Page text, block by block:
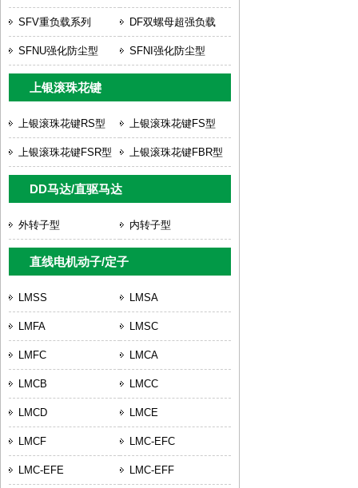
SFV重负载系列 DF双螺母超强负载
SFNU强化防尘型 SFNI强化防尘型
上银滚珠花键
上银滚珠花键RS型 上银滚珠花键FS型
上银滚珠花键FSR型 上银滚珠花键FBR型
DD马达/直驱马达
外转子型 内转子型
直线电机动子/定子
LMSS LMSA
LMFA LMSC
LMFC LMCA
LMCB LMCC
LMCD LMCE
LMCF LMC-EFC
LMC-EFE LMC-EFF